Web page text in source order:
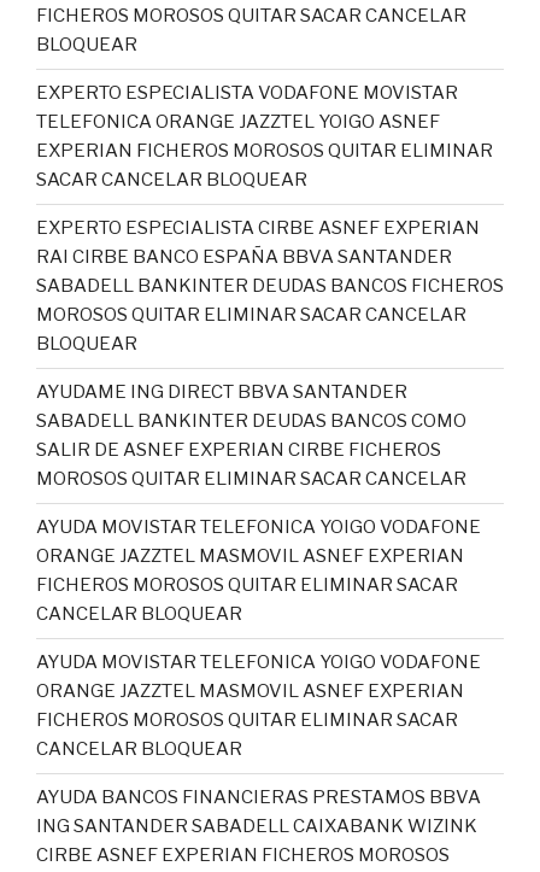
FICHEROS MOROSOS QUITAR SACAR CANCELAR
BLOQUEAR
EXPERTO ESPECIALISTA VODAFONE MOVISTAR
TELEFONICA ORANGE JAZZTEL YOIGO ASNEF
EXPERIAN FICHEROS MOROSOS QUITAR ELIMINAR
SACAR CANCELAR BLOQUEAR
EXPERTO ESPECIALISTA CIRBE ASNEF EXPERIAN
RAI CIRBE BANCO ESPAÑA BBVA SANTANDER
SABADELL BANKINTER DEUDAS BANCOS FICHEROS
MOROSOS QUITAR ELIMINAR SACAR CANCELAR
BLOQUEAR
AYUDAME ING DIRECT BBVA SANTANDER
SABADELL BANKINTER DEUDAS BANCOS COMO
SALIR DE ASNEF EXPERIAN CIRBE FICHEROS
MOROSOS QUITAR ELIMINAR SACAR CANCELAR
AYUDA MOVISTAR TELEFONICA YOIGO VODAFONE
ORANGE JAZZTEL MASMOVIL ASNEF EXPERIAN
FICHEROS MOROSOS QUITAR ELIMINAR SACAR
CANCELAR BLOQUEAR
AYUDA MOVISTAR TELEFONICA YOIGO VODAFONE
ORANGE JAZZTEL MASMOVIL ASNEF EXPERIAN
FICHEROS MOROSOS QUITAR ELIMINAR SACAR
CANCELAR BLOQUEAR
AYUDA BANCOS FINANCIERAS PRESTAMOS BBVA
ING SANTANDER SABADELL CAIXABANK WIZINK
CIRBE ASNEF EXPERIAN FICHEROS MOROSOS